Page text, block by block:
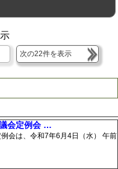
次の22件を表示
会定例会 …
会は、令和7年6月4日（水） 午前